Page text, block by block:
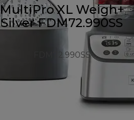
MultiPro XL Weigh+
Silver FDM72.990SS
FDM72.990SS